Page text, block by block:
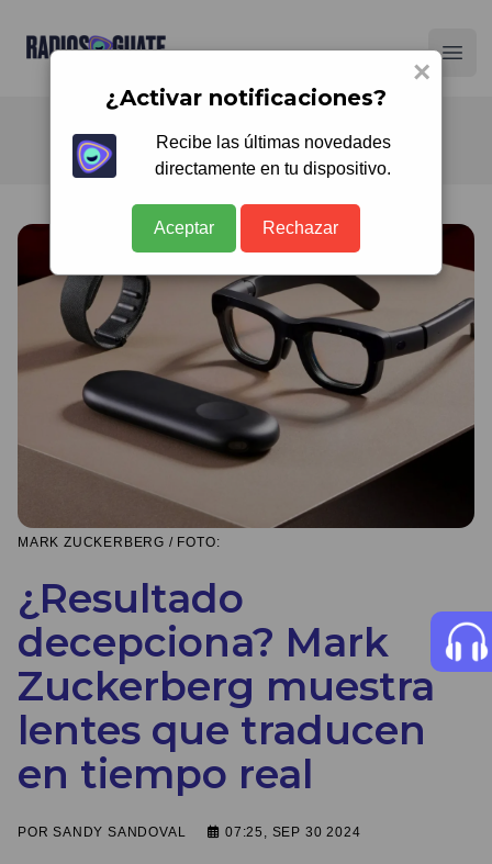
Radios Guate
MARK ZUCKERBERG / FOTO:
¿Resultado
decepciona? Mark
Zuckerberg muestra
lentes que traducen
en tiempo real
PORSANDY SANDOVAL 07:25, SEP 30 2024
×
¿Activar notificaciones?
Recibe las últimas novedades
directamente en tu dispositivo.
Aceptar Rechazar